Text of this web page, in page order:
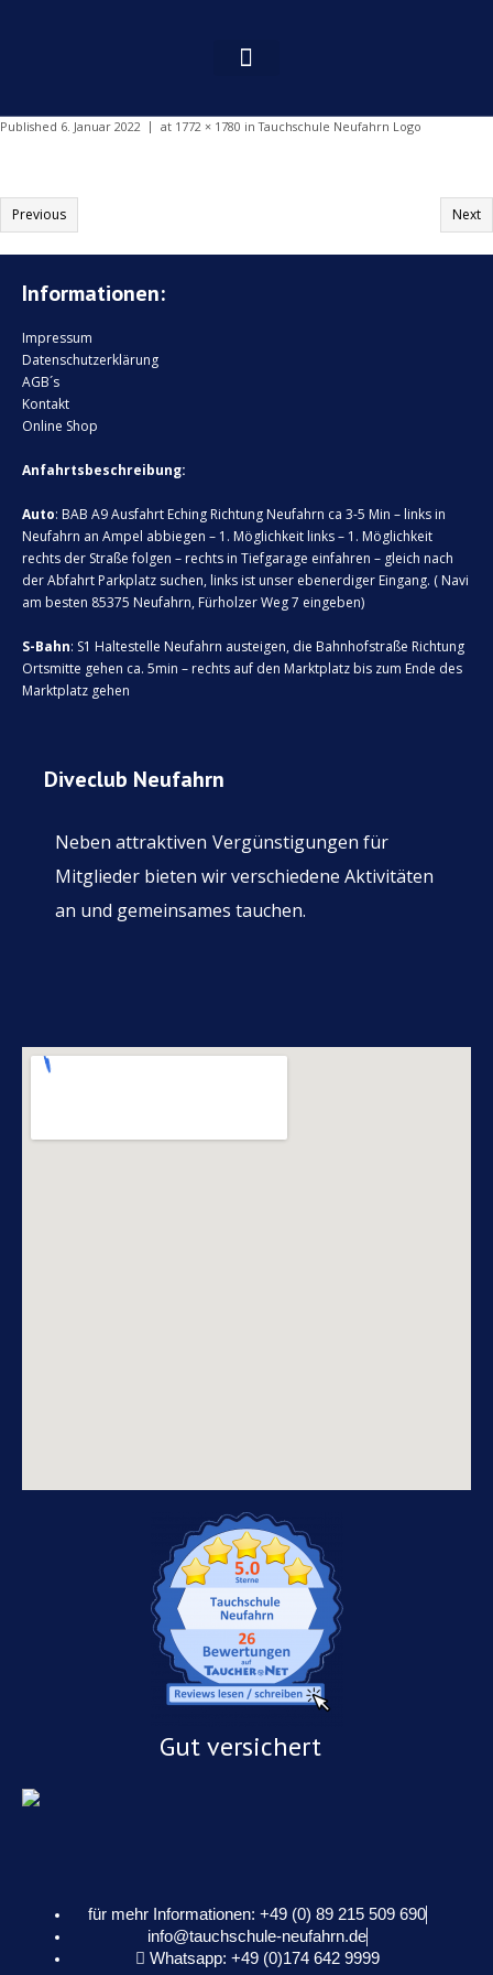
Published 6. Januar 2022 at 1772 × 1780 inTauchschule Neufahrn Logo
Previous Next
Informationen:
Impressum
Datenschutzerklärung
AGB´s
Kontakt
Online Shop
Anfahrtsbeschreibung:
Auto: BAB A9 Ausfahrt Eching Richtung Neufahrn ca 3-5 Min – links in
Neufahrn an Ampel abbiegen – 1. Möglichkeit links – 1. Möglichkeit
rechts der Straße folgen – rechts in Tiefgarage einfahren – gleich nach
der Abfahrt Parkplatz suchen, links ist unser ebenerdiger Eingang. ( Navi
am besten 85375 Neufahrn, Fürholzer Weg 7 eingeben)
S-Bahn: S1 Haltestelle Neufahrn austeigen, die Bahnhofstraße Richtung
Ortsmitte gehen ca. 5min – rechts auf den Marktplatz bis zum Ende des
Marktplatz gehen
Diveclub Neufahrn
Neben attraktiven Vergünstigungen für
Mitglieder bieten wir verschiedene Aktivitäten
an und gemeinsames tauchen.
Gut versichert
für mehr Informationen: +49 (0) 89 215 509 690
info@tauchschule-neufahrn.de
Whatsapp: +49 (0)174 642 9999